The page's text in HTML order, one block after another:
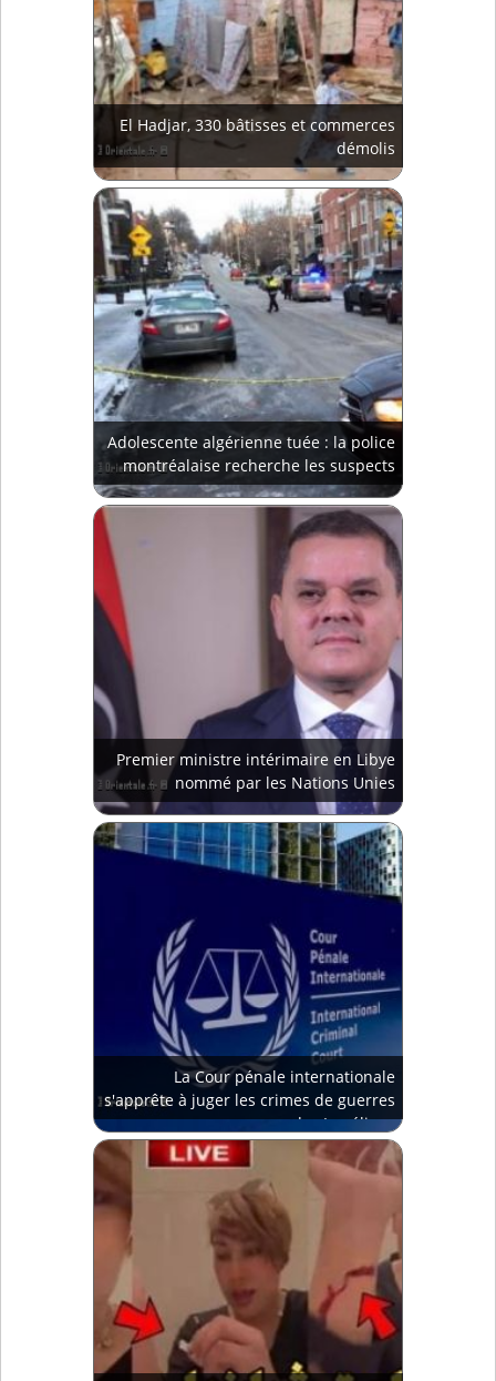
El Hadjar, 330 bâtisses et commerces
démolis
Adolescente algérienne tuée : la police
montréalaise recherche les suspects
Premier ministre intérimaire en Libye
nommé par les Nations Unies
La Cour pénale internationale
s'apprête à juger les crimes de guerres
des Israéliens